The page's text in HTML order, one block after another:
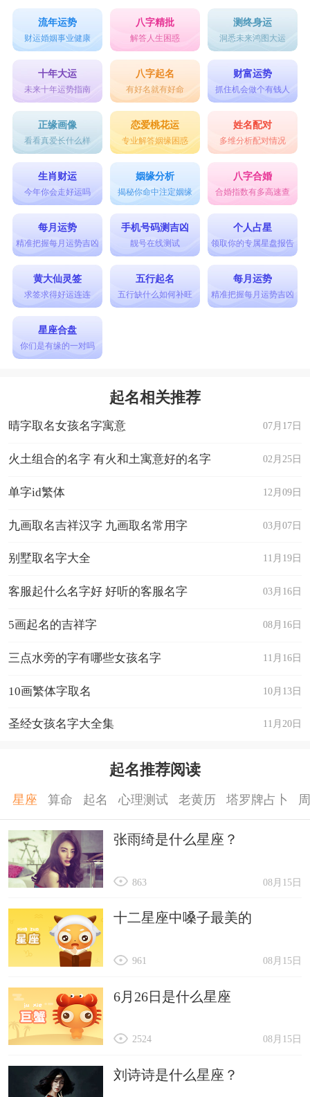
流年运势
财运婚姻事业健康
八字精批
解答人生困惑
测终身运
洞悉未来鸿图大运
十年大运
未来十年运势指南
八字起名
有好名就有好命
财富运势
抓住机会做个有钱人
正缘画像
看看真爱长什么样
恋爱桃花运
专业解答姻缘困惑
姓名配对
多维分析配对情况
生肖财运
今年你会走好运吗
姻缘分析
揭秘你命中注定姻缘
八字合婚
合婚指数有多高速查
每月运势
精准把握每月运势吉凶
手机号码测吉凶
靓号在线测试
个人占星
领取你的专属星盘报告
黄大仙灵签
求签求得好运连连
五行起名
五行缺什么如何补旺
每月运势
精准把握每月运势吉凶
星座合盘
你们是有缘的一对吗
起名相关推荐
07月17日
晴字取名女孩名字寓意
02月25日
火土组合的名字 有火和土寓意好的名字
12月09日
单字id繁体
03月07日
九画取名吉祥汉字 九画取名常用字
11月19日
别墅取名字大全
03月16日
客服起什么名字好 好听的客服名字
08月16日
5画起名的吉祥字
11月16日
三点水旁的字有哪些女孩名字
10月13日
10画繁体字取名
11月20日
圣经女孩名字大全集
起名推荐阅读
星座 算命 起名 心理测试 老黄历 塔罗牌占卜
张雨绮是什么星座？
08月15日
863
十二星座中嗓子最美的
08月15日
961
6月26日是什么星座
08月15日
2524
刘诗诗是什么星座？